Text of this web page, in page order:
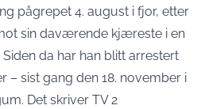
pågrepet 4. august i fjor, etter
sin daværende kjæreste i en
Siden da har han blitt arrestert
– sist gang den 18. november i
Det skriver TV 2